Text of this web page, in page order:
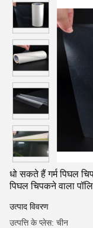
धो सकते हैं गर्म पिघल
पिघल चिपकने वाला
उत्पाद विवरण
उत्पत्ति के प्लेस: चीन